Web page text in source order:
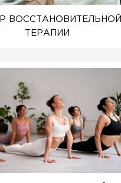
ВОССТАНОВИТЕЛЬНОЙ
ТЕРАПИИ